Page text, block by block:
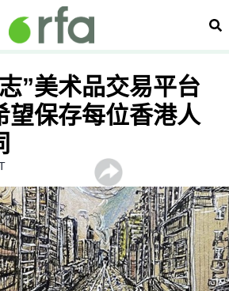
搜
”美术品交易平台
望保存每位香港人